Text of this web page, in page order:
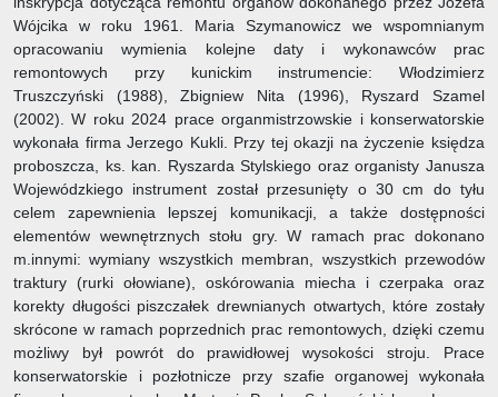
Wójcika w roku 1961. Maria Szymanowicz we wspomnianym
opracowaniu wymienia kolejne daty i wykonawców prac
remontowych przy kunickim instrumencie: Włodzimierz
Truszczyński (1988), Zbigniew Nita (1996), Ryszard Szamel
(2002). W roku 2024 prace organmistrzowskie i konserwatorskie
wykonała firma Jerzego Kukli. Przy tej okazji na życzenie księdza
proboszcza, ks. kan. Ryszarda Stylskiego oraz organisty Janusza
Wojewódzkiego instrument został przesunięty o 30 cm do tyłu
celem zapewnienia lepszej komunikacji, a także dostępności
elementów wewnętrznych stołu gry. W ramach prac dokonano
m.innymi: wymiany wszystkich membran, wszystkich przewodów
traktury (rurki ołowiane), oskórowania miecha i czerpaka oraz
korekty długości piszczałek drewnianych otwartych, które zostały
skrócone w ramach poprzednich prac remontowych, dzięki czemu
możliwy był powrót do prawidłowej wysokości stroju. Prace
konserwatorskie i pozłotnicze przy szafie organowej wykonała